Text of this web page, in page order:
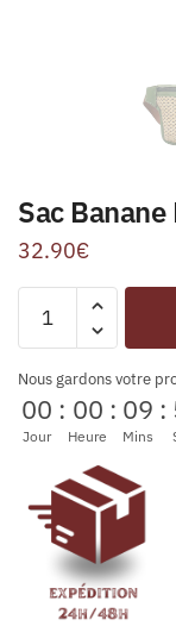
Sac
32.90€
Nous gardons votre
00
Jour
: 00
Heure
: 09
Mins
: